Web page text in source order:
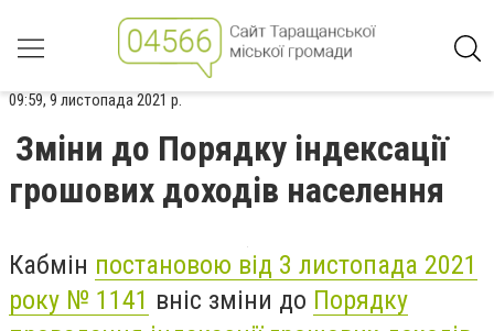
09:59, 9 листопада 2021 р.
Зміни до Порядку індексації
грошових доходів населення
Кабмін постановою від 3 листопада 2021
року № 1141 вніс зміни до Порядку